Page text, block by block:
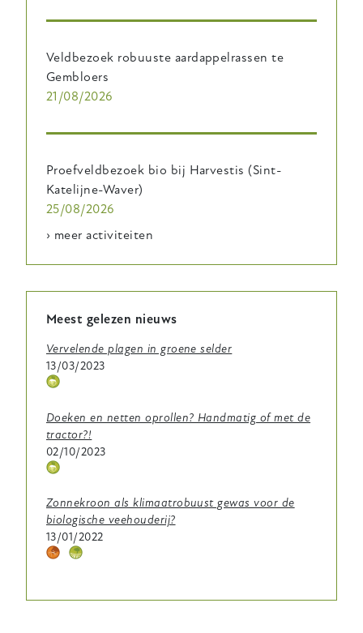
Veldbezoek robuuste aardappelrassen te
Gembloers
21/08/2026
Proefveldbezoek bio bij Harvestis (Sint-
Katelijne-Waver)
25/08/2026
› meer activiteiten
Meest gelezen nieuws
Vervelende plagen in groene selder
13/03/2023
Thema
Doeken en netten oprollen? Handmatig of met de
tractor?!
02/10/2023
Thema
Zonnekroon als klimaatrobuust gewas voor de
biologische veehouderij?
13/01/2022
ThemaThema